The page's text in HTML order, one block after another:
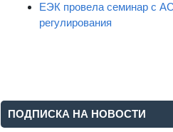
ЕЭК провела семинар с
регулирования
ПОДПИСКА НА НОВОСТИ